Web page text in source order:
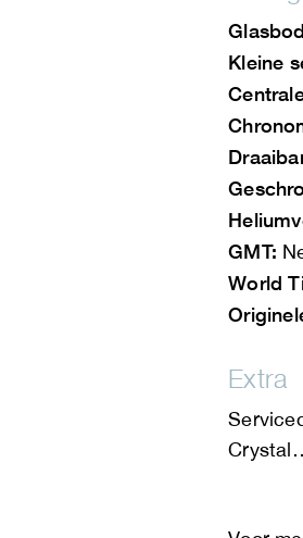
Kleine
GMT:
World
Extra